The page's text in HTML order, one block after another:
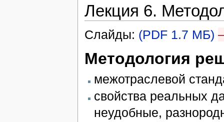
Лекция 6.
Слайды: (PDF 1.7 МБ)
Методология
межотраслевой
свойства реальных
неудобные,